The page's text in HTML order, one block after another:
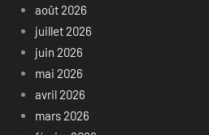
août 2026
juillet 2026
juin 2026
mai 2026
avril 2026
mars 2026